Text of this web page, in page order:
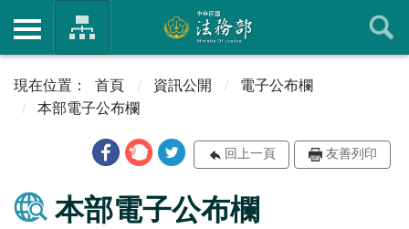
首頁 資訊公開
電子公布欄
本部電子公布欄
回上一頁 友善列印
本部電子公布欄